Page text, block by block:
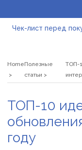
Чек-лист перед
типові помилки,
варіант
Натуральна
сонця
Магазин
2026
HomeПолезные
статьи
ТОП-
ТОП-10
году